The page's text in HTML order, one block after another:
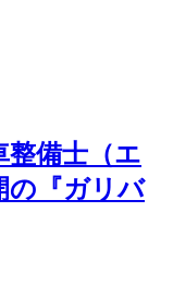
整備士（エ
の『ガリバ